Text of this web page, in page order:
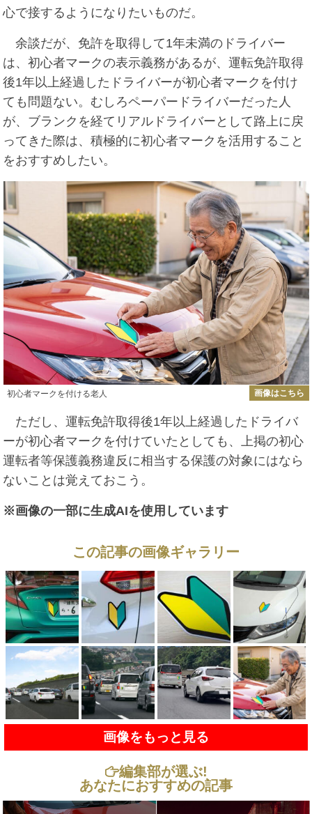
心で接するようになりたいものだ。
余談だが、免許を取得して1年未満のドライバー
は、初心者マークの表示義務があるが、運転免許取得
後1年以上経過したドライバーが初心者マークを付け
ても問題ない。むしろペーパードライバーだった人
が、ブランクを経てリアルドライバーとして路上に戻
ってきた際は、積極的に初心者マークを活用すること
をおすすめしたい。
初心者マークを付ける老人 画像はこちら
ただし、運転免許取得後1年以上経過したドライバ
ーが初心者マークを付けていたとしても、上掲の初心
運転者等保護義務違反に相当する保護の対象にはなら
ないことは覚えておこう。
※画像の一部に生成AIを使用しています
この記事の画像ギャラリー
画像をもっと見る
編集部が選ぶ!
あなたにおすすめの記事